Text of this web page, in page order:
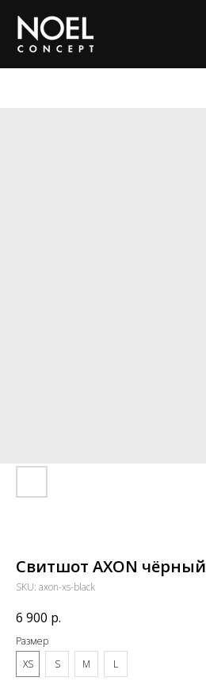
Свитшот AXON чёрный
SKU: axon-xs-black
6 900 р.
Размер
XS
S M L